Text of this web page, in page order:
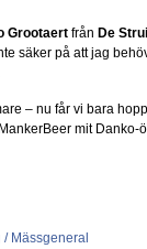
Grootaert från De
säker på att jag
– nu får vi bara
mit Danko-
Mässgeneral